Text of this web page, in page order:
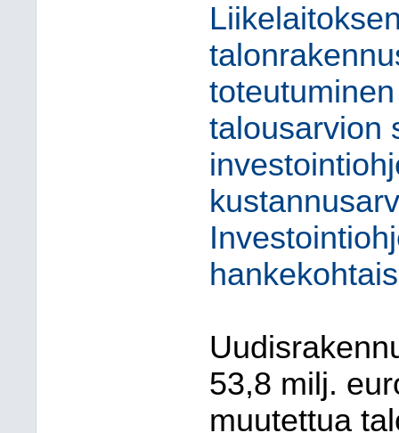
talousarvion
53,8 milj.
muutettua